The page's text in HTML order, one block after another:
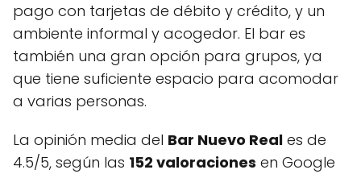
pago con tarjetas de débito y crédito, y un
ambiente informal y acogedor. El bar es
también una gran opción para grupos, ya
que tiene suficiente espacio para acomodar
a varias personas.
La opinión media del Bar Nuevo Real es de
4.5/5, según las 152 valoraciones en Google